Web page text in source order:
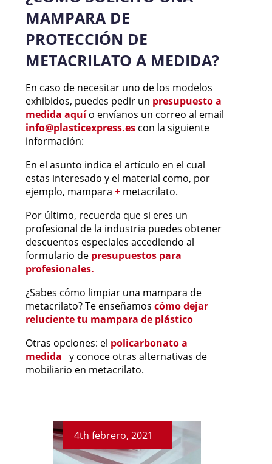
MAMPARA DE
PROTECCIÓN DE
METACRILATO A MEDIDA?
En caso de necesitar uno de los modelos
exhibidos, puedes pedir un presupuesto a
medida aquío envíanos un correo al email
info@plasticexpress.escon la siguiente
información:
En el asunto indica el artículo en el cual
estas interesado y el material como, por
ejemplo, mampara + metacrilato.
Por último, recuerda que si eres un
profesional de la industria puedes obtener
descuentos especiales accediendo al
formulario de presupuestos para
profesionales.
¿Sabes cómo limpiar una mampara de
metacrilato? Te enseñamos cómo dejar
reluciente tu mampara de plástico
Otras opciones: el policarbonato a
medida y conoce otras alternativas de
mobiliario en metacrilato.
24th febrero, 2021
22nd febrero, 2021
4th febrero, 2021